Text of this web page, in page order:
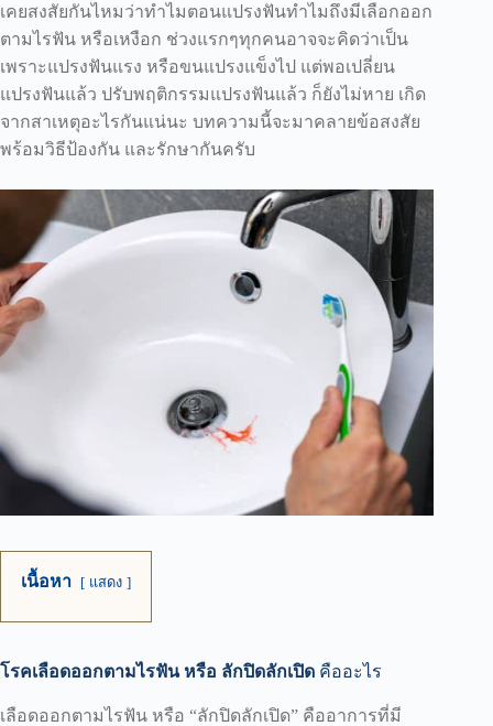
เคยสงสัยกันไหมว่าทำไมตอนแปรงฟันทำไมถึงมีเลือกออก
ตามไรฟัน หรือเหงือก ช่วงแรกๆทุกคนอาจจะคิดว่าเป็น
เพราะแปรงฟันแรง หรือขนแปรงแข็งไป แต่พอเปลี่ยน
แปรงฟันแล้ว ปรับพฤติกรรมแปรงฟันแล้ว ก็ยังไม่หาย เกิด
จากสาเหตุอะไรกันแน่นะ บทความนี้จะมาคลายข้อสงสัย
พร้อมวิธีป้องกัน และรักษากันครับ
เนื้อหา แสดง
โรคเลือดออกตามไรฟัน หรือ ลักปิดลักเปิด คืออะไร
เลือดออกตามไรฟัน หรือ “ลักปิดลักเปิด” คืออาการที่มี